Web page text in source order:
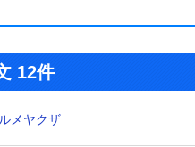
12件
メヤクザ